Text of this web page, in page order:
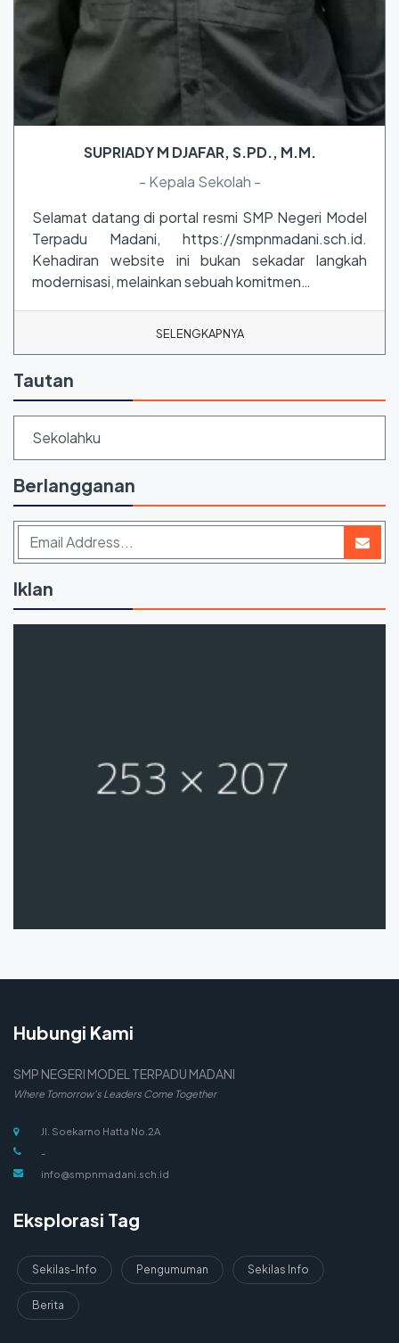
SUPRIADY M DJAFAR, S.PD., M.M.
- Kepala Sekolah -
Selamat datang di portal resmi SMP Negeri Model
Terpadu Madani, https://smpnmadani.sch.id.
Kehadiran website ini bukan sekadar langkah
modernisasi, melainkan sebuah komitmen…
SELENGKAPNYA
Tautan
Sekolahku
Berlangganan
Iklan
Hubungi Kami
SMP NEGERI MODEL TERPADU MADANI
Where Tomorrow's Leaders Come Together
Jl. Soekarno Hatta No.2A
-
info@smpnmadani.sch.id
Eksplorasi Tag
Sekilas-Info Pengumuman Sekilas Info
Berita